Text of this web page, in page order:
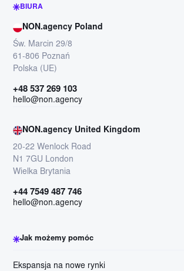
BIURA
NON.agency Poland
Św. Marcin 29/8
61-806 Poznań
Polska (UE)
+48 537 269 103
hello@non.agency
NON.agency United Kingdom
20-22 Wenlock Road
N1 7GU London
Wielka Brytania
+44 7549 487 746
hello@non.agency
Jak możemy pomóc
Ekspansja na nowe rynki